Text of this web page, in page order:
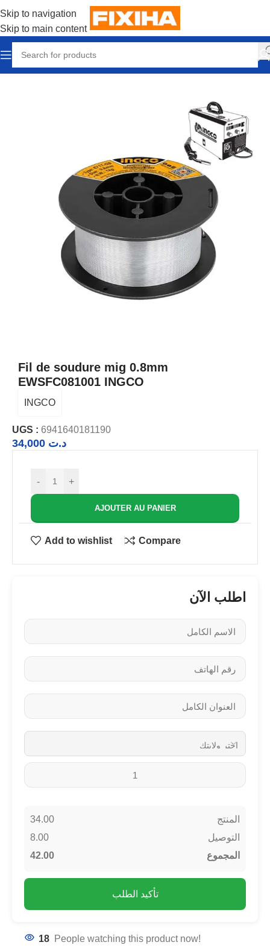
Skip to navigation
Skip to main content
Accueil/Outillages & Equipements
Fil de soudure mig 0.8mm
EWSFC081001 INGCO
INGCO
UGS : 6941640181190
د.ت
- +
AJOUTER AU PANIER
Add to wishlist Compare
اطلب الآن
المنتج
34.00
التوصيل
8.00
المجموع
42.00
تأكيد الطلب
18 People watching this product now!